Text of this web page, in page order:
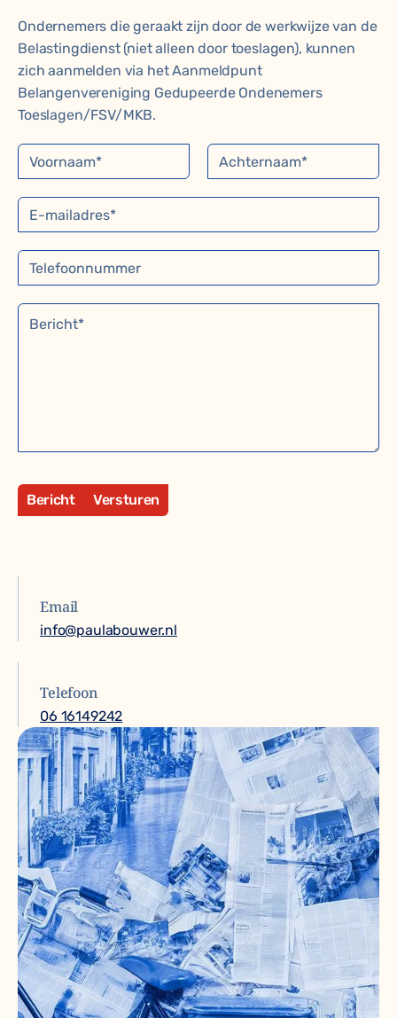
Ondernemers die geraakt zijn door de werkwijze van de
Belastingdienst (niet alleen door toeslagen), kunnen
zich aanmelden via het Aanmeldpunt
Belangenvereniging Gedupeerde Ondenemers
Toeslagen/FSV/MKB.
Bericht Versturen
Email
info@paulabouwer.nl
Telefoon
06 16149242